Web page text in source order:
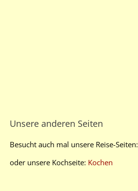
Unsere anderen Seiten
Besucht auch mal unsere Reise-Seiten:
oder unsere Kochseite: Kochen